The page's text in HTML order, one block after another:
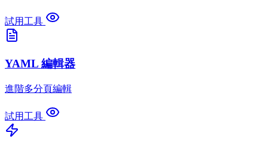
試用工具
YAML 編輯器
進階多分頁編輯
試用工具